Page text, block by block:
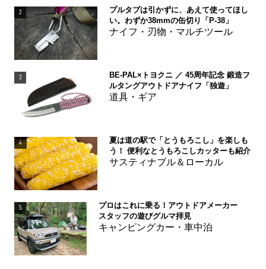
2
プルタブは引かずに、あえて使ってほし
い。わずか38mmの缶切り「P-38」
ナイフ・刃物・マルチツール
3
BE-PAL×トヨクニ ／ 45周年記念 鍛造フ
ルタングアウトドアナイフ「独遊」
道具・ギア
4
夏は道の駅で「とうもろこし」を楽しも
う！ 便利なとうもろこしカッターも紹介
サスティナブル＆ローカル
5
プロはこれに乗る！アウトドアメーカー
スタッフの遊びグルマ拝見
キャンピングカー・車中泊